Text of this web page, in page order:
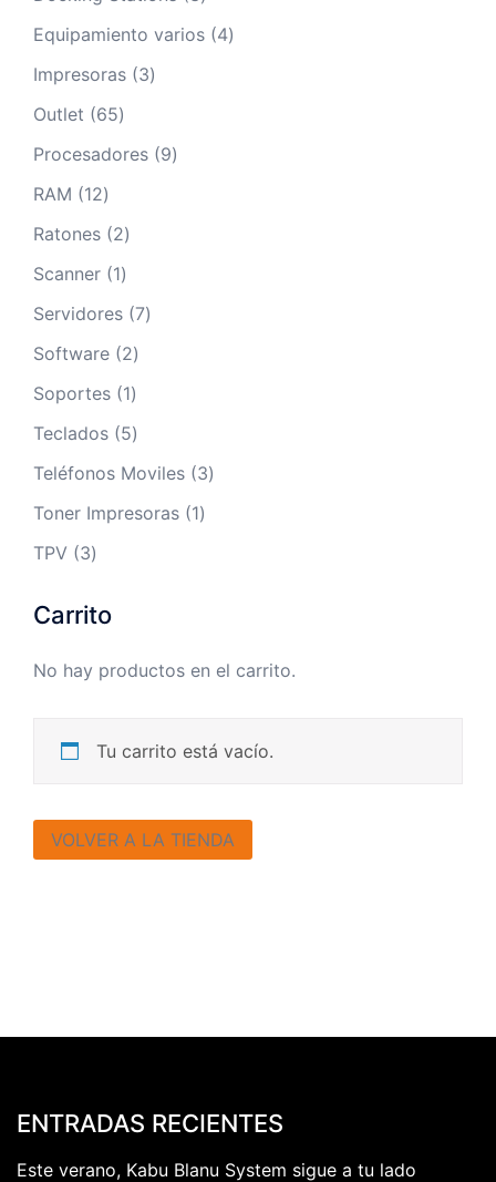
productos
Equipamiento varios 44
Impresoras 33
Outlet 6565
productos
Procesadores 99
RAM 1212
productos
Ratones 22
productos
Scanner 11
producto
Servidores 77
Software 22
productos
Soportes 11
producto
Teclados 55
productos
Teléfonos Moviles 33
Toner Impresoras 11
TPV 33
Carrito
No hay productos en el carrito.
Tu carrito está vacío.
VOLVER A LA TIENDA
ENTRADAS RECIENTES
Este verano, Kabu Blanu System sigue a tu lado